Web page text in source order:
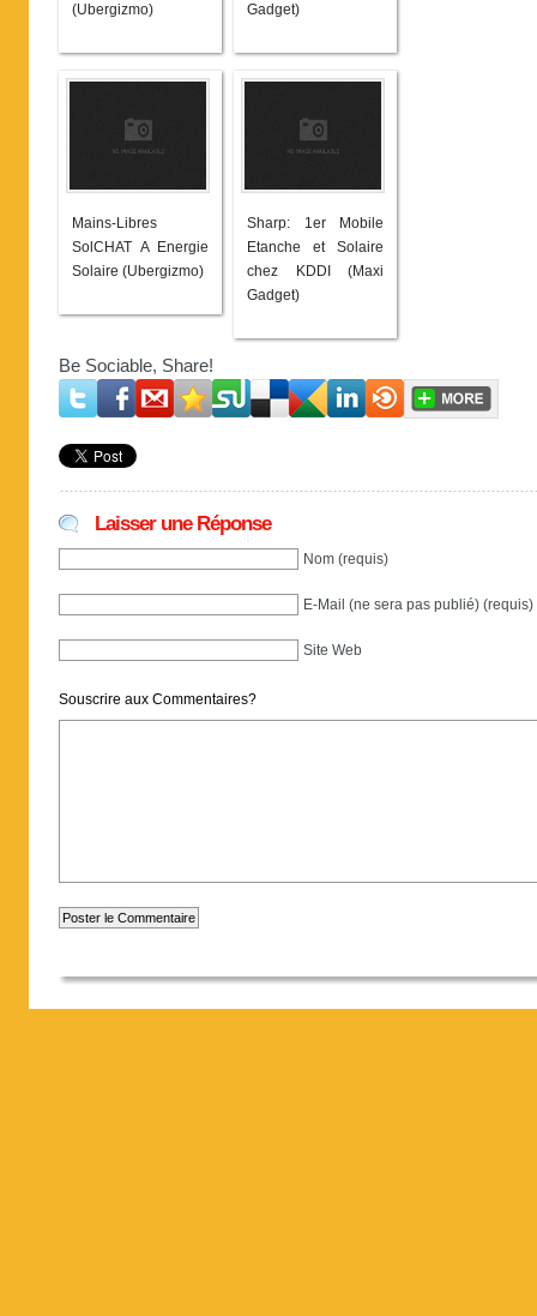
(Ubergizmo)
Gadget)
Mains-Libres
SolCHAT A Energie
Solaire (Ubergizmo)
Sharp: 1er Mobile
Etanche et Solaire
chez KDDI (Maxi
Gadget)
Be Sociable, Share!
Laisser une Réponse
Nom (requis)
E-Mail (ne sera pas publié) (requis)
Site Web
Souscrire aux Commentaires?